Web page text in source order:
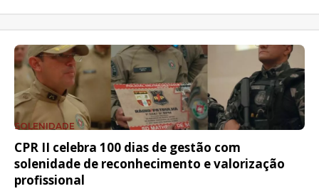
SOLENIDADE
CPR II celebra 100 dias de gestão com
solenidade de reconhecimento e valorização
profissional